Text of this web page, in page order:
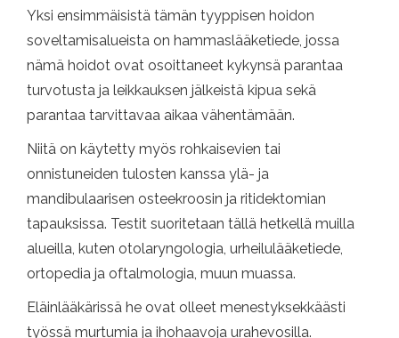
Yksi ensimmäisistä tämän tyyppisen hoidon
soveltamisalueista on hammaslääketiede, jossa
nämä hoidot ovat osoittaneet kykynsä parantaa
turvotusta ja leikkauksen jälkeistä kipua sekä
parantaa tarvittavaa aikaa vähentämään.
Niitä on käytetty myös rohkaisevien tai
onnistuneiden tulosten kanssa ylä- ja
mandibulaarisen osteekroosin ja ritidektomian
tapauksissa. Testit suoritetaan tällä hetkellä muilla
alueilla, kuten otolaryngologia, urheilulääketiede,
ortopedia ja oftalmologia, muun muassa.
Eläinlääkärissä he ovat olleet menestyksekkäästi
työssä murtumia ja ihohaavoja urahevosilla.